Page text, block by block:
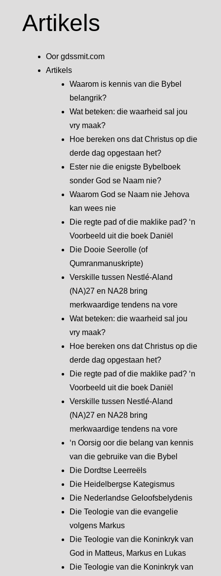
Artikels
Oor gdssmit.com
Artikels
Waarom is kennis van die Bybel
belangrik?
Wat beteken: die waarheid sal jou
vry maak?
Hoe bereken ons dat Christus op die
derde dag opgestaan het?
Ester nie die enigste Bybelboek
sonder God se Naam nie?
Waarom God se Naam nie Jehova
kan wees nie
Die regte pad of die maklike pad? ‘n
Voorbeeld uit die boek Daniël
Die Dooie Seerolle (of
Qumranmanuskripte)
Verskille tussen Nestlé-Aland
(NA)27 en NA28 bring
merkwaardige tendens na vore
Wat beteken: die waarheid sal jou
vry maak?
Hoe bereken ons dat Christus op die
derde dag opgestaan het?
Die regte pad of die maklike pad? ‘n
Voorbeeld uit die boek Daniël
Verskille tussen Nestlé-Aland
(NA)27 en NA28 bring
merkwaardige tendens na vore
‘n Oorsig oor die belang van kennis
van die gebruike van die Bybel
Die Dordtse Leerreëls
Die Heidelbergse Kategismus
Die Nederlandse Geloofsbelydenis
Die Teologie van die evangelie
volgens Markus
Die Teologie van die Koninkryk van
God in Matteus, Markus en Lukas
Die Teologie van die Koninkryk van